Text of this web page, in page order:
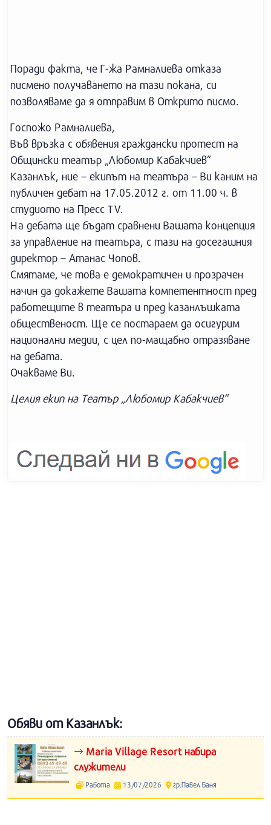
Поради факта, че Г-жа Рамналиева отказа
писмено получаването на тази покана, си
позволяваме да я отправим в Открито писмо.
Госпожо Рамналиева,
Във връзка с обявения граждански протест на
Общински театър „Любомир Кабакчиев”
Казанлък, ние – екипът на театъра – Ви каним на
публичен дебат на 17.05.2012 г. от 11.00 ч. в
студиото на Пресс TV.
На дебата ще бъдат сравнени Вашата концепция
за управление на театъра, с тази на досегашния
директор – Атанас Чопов.
Смятаме, че това е демократичен и прозрачен
начин да докажете Вашата компетентност пред
работещите в театъра и пред казанлъшката
общественост. Ще се постараем да осигурим
национални медии, с цел по-мащабно отразяване
на дебата.
Очакваме Ви.
Целия екип на Театър „Любомир Кабакчиев”
Обяви от Казанлък:
Maria Village Resort набира
служители
Работа 13/07/2026 гр.Павел Баня